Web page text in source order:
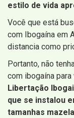
estilo de vida
Você que está
com Ibogaína em
distancia como
Portanto, não
com ibogaína para
Libertação
que se instalou
tamanhas